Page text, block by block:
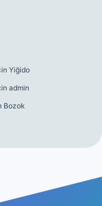
Yiğido
admin
Bozok